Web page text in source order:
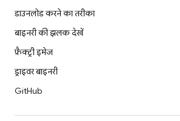
डाउनलोड करने का तरीका
बाइनरी की झलक देखें
फ़ैक्ट्री इमेज
ड्राइवर बाइनरी
GitHub